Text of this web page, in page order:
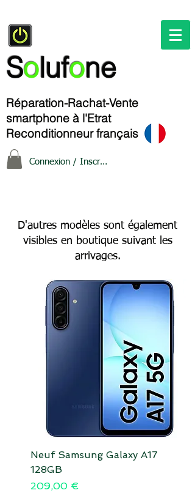
Solufone
Réparation-Rachat-Vente
smartphone à l'Etrat
Reconditionneur français
Connexion / Inscription
D'autres modèles sont également
visibles en boutique suivant les
arrivages.
Neuf Samsung Galaxy A17
128GB
Prix
209,00 €